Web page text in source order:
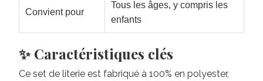
Convient pour
Tous les âges, y compris les
enfants
✨ Caractéristiques clés
Ce set de literie est fabriqué à 100% en polyester,